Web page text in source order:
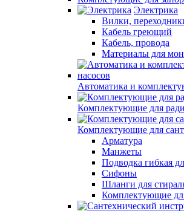
Электрика
Вилки,
Кабель греющий
Кабель, провода
Материалы для
Автоматика и
Комплектующие для
Комплектующие для
Арматура
Манжеты
Подводка гибкая
Сифоны
Шланги для
Комплектующие